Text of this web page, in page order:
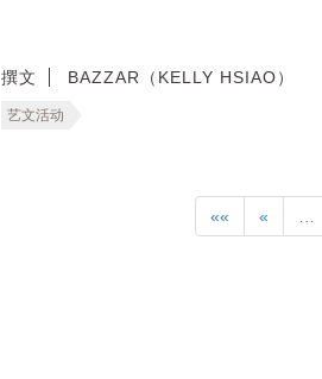
撰文 BAZZAR（KELLY HSIAO）
艺文活动
«« « …